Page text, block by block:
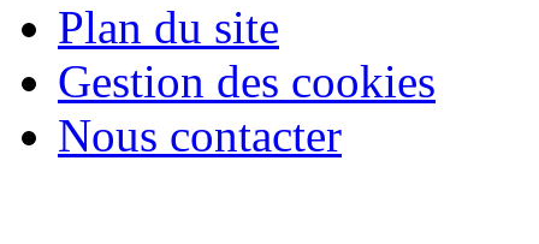
Plan du site
Gestion des cookies
Nous contacter